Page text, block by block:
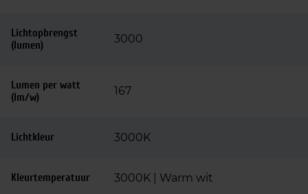
Lichtopbrengst
(lumen)
3000
Lumen per watt
(lm/w)
167
Lichtkleur 3000K
Kleurtemperatuur 3000K | Warm wit